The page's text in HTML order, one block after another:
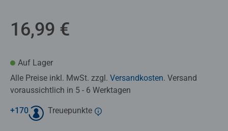
16,99 €
Auf Lager
Alle Preise inkl. MwSt. zzgl. Versandkosten. Versand
voraussichtlich in 5 - 6 Werktagen
+170 Treuepunkte